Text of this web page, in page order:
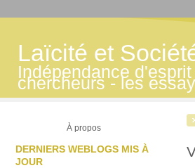
Laïcité et
Indépendance
chercheurs - les
À propos
DERNIERS WEBLOGS MIS À
JOUR